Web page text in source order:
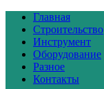
Главная
Строительство
Инструмент
Оборудование
Разное
Контакты